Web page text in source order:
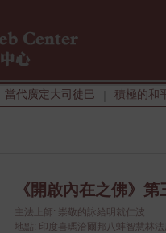
當代廣定大司徒巴 積極的和
《開啟內在之佛》
主法上師: 崇敬的詠給明就仁波
地點: 印度喜瑪洽爾邦八蚌智慧林